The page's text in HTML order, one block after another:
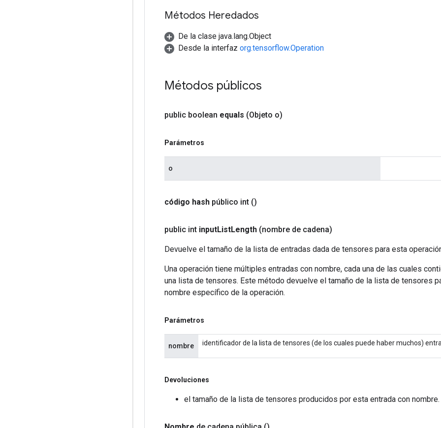
Métodos Heredados
De la clase java.lang.Object
Desde la interfaz org.tensorflow.Operation
Métodos públicos
public boolean equals (Objeto o)
Parámetros
o
código hash público int ()
public int inputListLength (nombre de cadena)
Devuelve el tamaño de la lista de entradas dada de tensores para esta
Una operación tiene múltiples entradas con nombre, cada una de las cuales
una lista de tensores. Este método devuelve el tamaño de la lista de tensores
nombre específico de la operación.
Parámetros
nombre identificador de la lista de tensores (de los cuales puede haber muchos)
Devoluciones
el tamaño de la lista de tensores producidos por esta entrada con nombre.